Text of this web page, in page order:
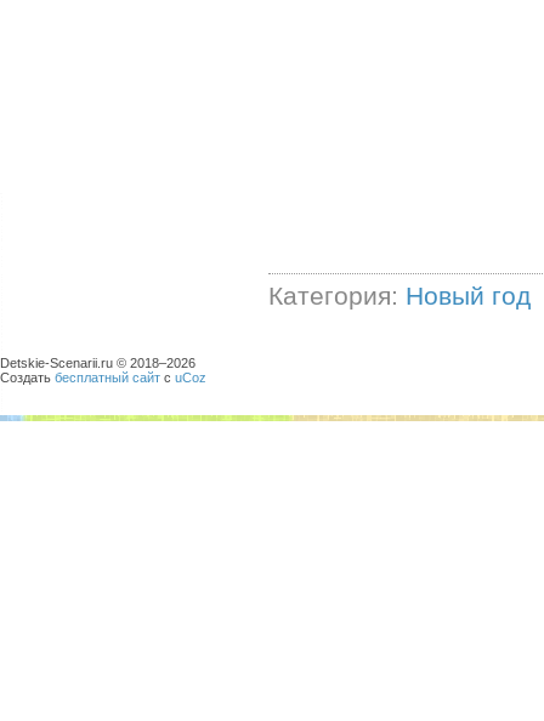
Категория: Новый год
Detskie-Scenarii.ru © 2018–2026
Создать бесплатный сайт с uCoz